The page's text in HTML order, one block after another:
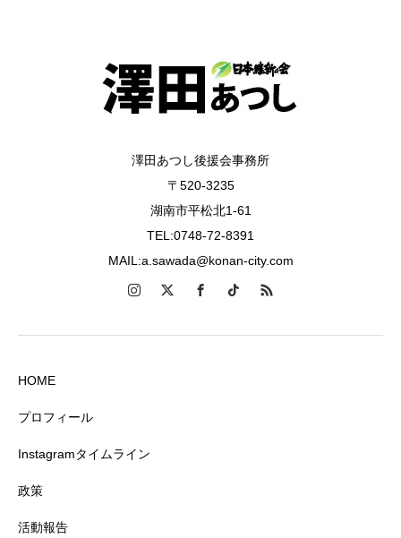
澤田あつし後援会事務所
〒520-3235
湖南市平松北1-61
TEL:0748-72-8391
MAIL:a.sawada@konan-city.com
HOME
プロフィール
Instagramタイムライン
政策
活動報告